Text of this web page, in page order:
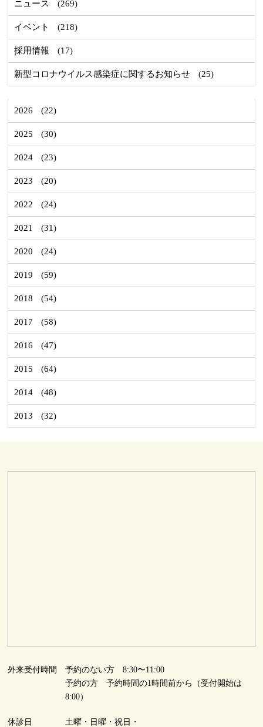
ニュース (269)
イベント (218)
採用情報 (17)
新型コロナウイルス感染症に関するお知らせ (25)
2026 (22)
2025 (30)
2024 (23)
2023 (20)
2022 (24)
2021 (31)
2020 (24)
2019 (59)
2018 (54)
2017 (58)
2016 (47)
2015 (64)
2014 (48)
2013 (32)
外来受付時間
予約のない方 8:30〜11:00
予約の方 予約時間の1時間前から（受付開始は
8:00）
休診日
土曜・日曜・祝日・